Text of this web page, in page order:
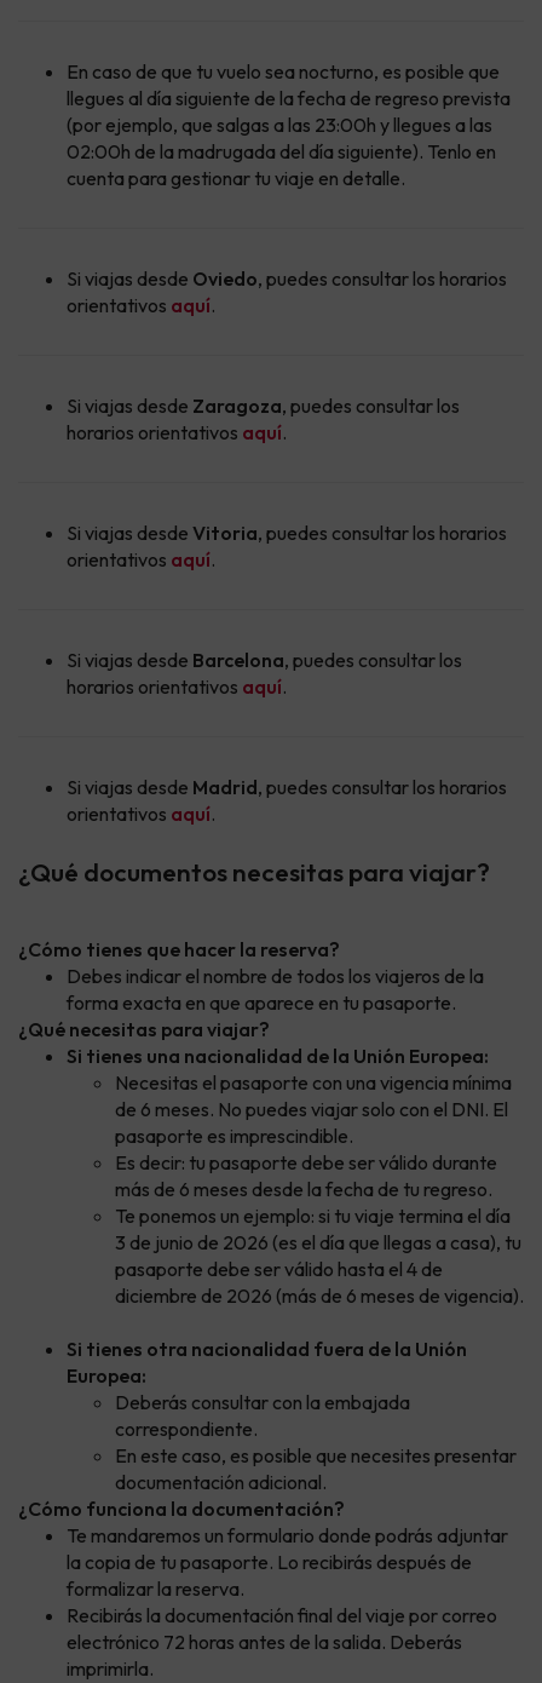
En caso de que tu vuelo sea nocturno, es posible que
llegues al día siguiente de la fecha de regreso prevista
(por ejemplo, que salgas a las 23:00h y llegues a las
02:00h de la madrugada del día siguiente). Tenlo en
cuenta para gestionar tu viaje en detalle.
Si viajas desde Oviedo, puedes consultar los horarios
orientativos aquí.
Si viajas desde Zaragoza, puedes consultar los
horarios orientativos aquí.
Si viajas desde Vitoria, puedes consultar los horarios
orientativos aquí.
Si viajas desde Barcelona, puedes consultar los
horarios orientativos aquí.
Si viajas desde Madrid, puedes consultar los horarios
orientativos aquí.
¿Qué documentos necesitas para viajar?
¿Cómo tienes que hacer la reserva?
Debes indicar el nombre de todos los viajeros de la
forma exacta en que aparece en tu pasaporte.
¿Qué necesitas para viajar?
Si tienes una nacionalidad de la Unión Europea:
Necesitas el pasaporte con una vigencia mínima
de 6 meses. No puedes viajar solo con el DNI. El
pasaporte es imprescindible.
Es decir: tu pasaporte debe ser válido durante
más de 6 meses desde la fecha de tu regreso.
Te ponemos un ejemplo: si tu viaje termina el día
3 de junio de 2026 (es el día que llegas a casa), tu
pasaporte debe ser válido hasta el 4 de
diciembre de 2026 (más de 6 meses de vigencia).
Si tienes otra nacionalidad fuera de la Unión
Europea:
Deberás consultar con la embajada
correspondiente.
En este caso, es posible que necesites presentar
documentación adicional.
¿Cómo funciona la documentación?
Te mandaremos un formulario donde podrás adjuntar
la copia de tu pasaporte. Lo recibirás después de
formalizar la reserva.
Recibirás la documentación final del viaje por correo
electrónico 72 horas antes de la salida. Deberás
imprimirla.